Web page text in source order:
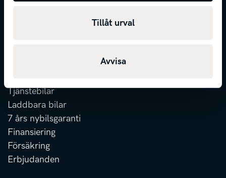
Tillåt urval
Avvisa
Tjänstebilar
Laddbara bilar
7 års nybilsgaranti
Finansiering
Försäkring
Erbjudanden